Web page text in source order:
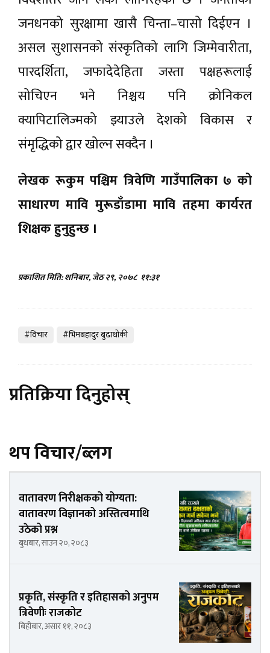
जनधनको सुरक्षामा खासै चिन्ता–चासो दिईएन ।
असल सुशासनको संस्कृतिको लागि जिम्मेवारीता,
पारदर्शिता, जफादेदेहिता जस्ता पक्षहरूलाई
सोचिएन भने निश्चय पनि क्रोनिकल
क्यापिटालिज्मको झ्याउले देशको विकास र
संमृद्धिको द्वार खोल्न सक्दैन ।
लेखक रूकुम पश्चिम त्रिवेणि गाउँपालिका ७ को
साधारण मावि मुरूडाँडामा मावि तहमा कार्यरत
शिक्षक हुनुहुन्छ ।
प्रकाशित मिति: शनिबार, जेठ २९, २०७८ ११:३१
#विचार #भिमबहादुर बुढाथाेकी
प्रतिक्रिया दिनुहोस्
थप विचार/ब्लग
वातावरण निरीक्षकको योग्यता:
वातावरण विज्ञानको अस्तित्वमाथि
उठेको प्रश्न
बुधबार, साउन २०, २०८३
प्रकृति, संस्कृति र इतिहासको अनुपम
त्रिवेणीः राजकोट
बिहीबार, असार ११, २०८३